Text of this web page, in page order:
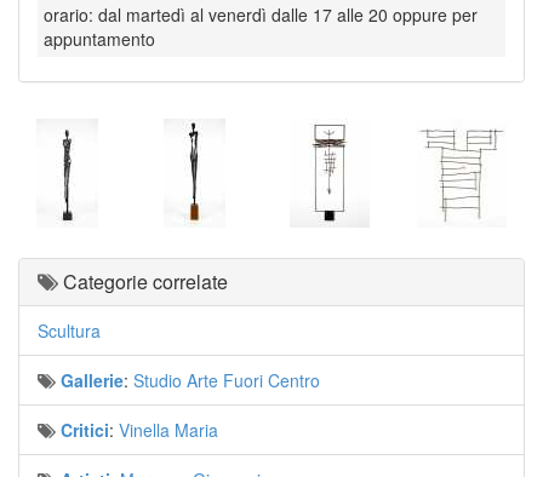
orario: dal martedì al venerdì dalle 17 alle 20 oppure per
appuntamento
Categorie correlate
Scultura
Gallerie: Studio Arte Fuori Centro
Critici: Vinella Maria